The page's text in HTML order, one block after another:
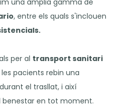
una àmplia gamma de
, entre els quals s'inclouen
per al transport sanitari
pacients rebin una
durant el trasllat, i així
benestar en tot moment.